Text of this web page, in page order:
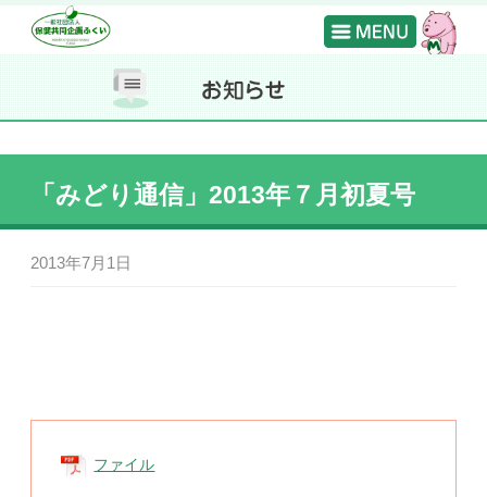
「みどり通信」2013年７月初夏号
2013年7月1日
ファイル